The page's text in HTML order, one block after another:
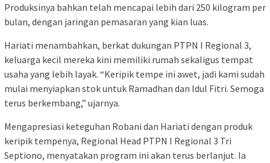
Produksinya bahkan telah mencapai lebih dari 250 kilogram per
bulan, dengan jaringan pemasaran yang kian luas.
Hariati menambahkan, berkat dukungan PTPN I Regional 3,
keluarga kecil mereka kini memiliki rumah sekaligus tempat
usaha yang lebih layak. “Keripik tempe ini awet, jadi kami sudah
mulai menyiapkan stok untuk Ramadhan dan Idul Fitri. Semoga
terus berkembang,” ujarnya.
Mengapresiasi keteguhan Robani dan Hariati dengan produk
keripik tempenya, Regional Head PTPN I Regional 3 Tri
Septiono, menyatakan program ini akan terus berlanjut. Ia